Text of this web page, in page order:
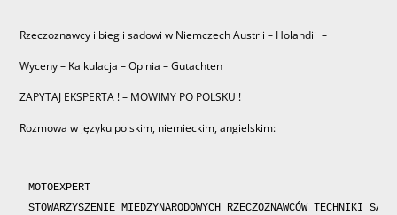
Rzeczoznawcy i biegli sadowi w Niemczech Austrii – Holandii –
Wyceny – Kalkulacja – Opinia – Gutachten
ZAPYTAJ EKSPERTA ! – MOWIMY PO POLSKU !
Rozmowa w języku polskim, niemieckim, angielskim:
MOTOEXPERT
STOWARZYSZENIE MIEDZYNARODOWYCH RZECZOZNAWCÓW TECHNIKI